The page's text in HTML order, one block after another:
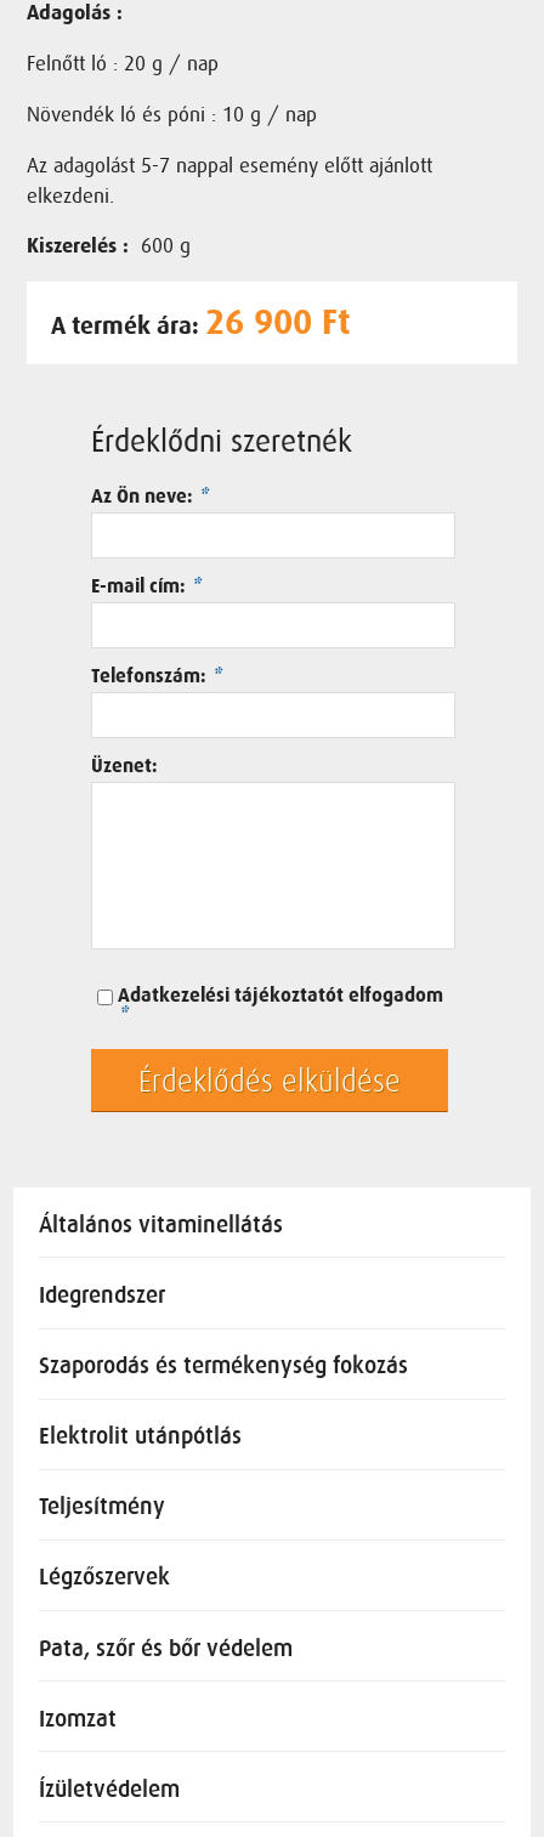
Adagolás :
Felnőtt ló : 20 g / nap
Növendék ló és póni : 10 g / nap
Az adagolást 5-7 nappal esemény előtt ajánlott
elkezdeni.
Kiszerelés : 600 g
A termék ára: 26 900 Ft
Érdeklődni szeretnék
Az Ön neve: *
E-mail cím: *
Telefonszám: *
Üzenet:
Adatkezelési tájékoztatót elfogadom
*
Érdeklődés elküldése
Általános vitaminellátás
Idegrendszer
Szaporodás és termékenység fokozás
Elektrolit utánpótlás
Teljesítmény
Légzőszervek
Pata, szőr és bőr védelem
Izomzat
Ízületvédelem